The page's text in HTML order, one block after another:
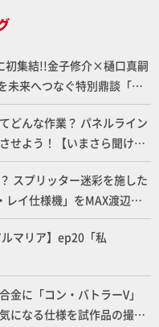
初集結!!金子修介×樋口真嗣
未来へつなぐ特別鼎談「ガ
ト FINAL」
どんな作業？ パネルライン
せよう！【いまさら聞けな
彫りとパネルライン】
スプリッター迷彩を施した
レイ仕様機」をMAX渡辺が
】
ルマリア】ep20「私
金に「コン・バトラーV」
になる仕様を試作品の撮り